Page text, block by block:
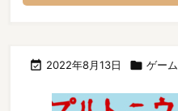
 2022年8月13日  ゲーム